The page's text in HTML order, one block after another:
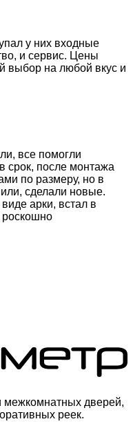
у них входные
и сервис. Цены
выбор на любой вкус и
все помогли
срок, после монтажа
по размеру, но в
сделали новые.
арки, встал в
роскошно
межкомнатных дверей,
реек.